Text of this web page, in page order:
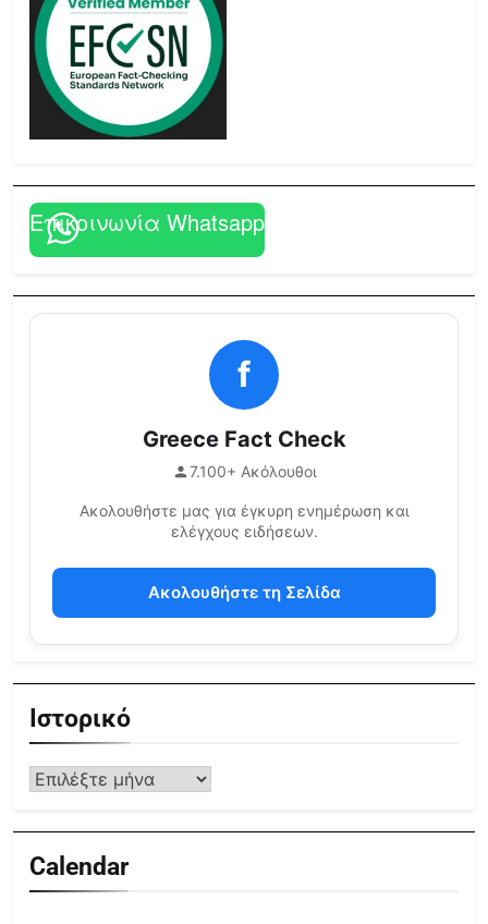
Επικοινωνία Whatsapp
f
Greece Fact Check
7.100+ Ακόλουθοι
Ακολουθήστε μας για έγκυρη ενημέρωση και
ελέγχους ειδήσεων.
Ακολουθήστε τη Σελίδα
Ιστορικό
Calendar